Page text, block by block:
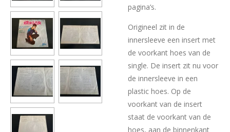
pagina’s.
Origineel zit in de
innersleeve een insert met
de voorkant hoes van de
single. De insert zit nu voor
de innersleeve in een
plastic hoes. Op de
voorkant van de insert
staat de voorkant van de
hoes, aan de binnenkant